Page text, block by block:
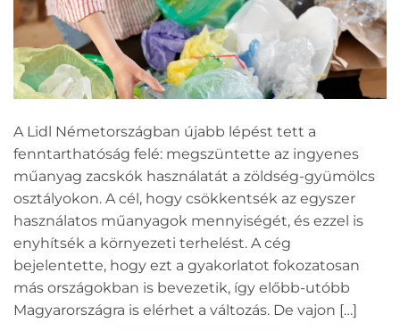
A Lidl Németországban újabb lépést tett a
fenntarthatóság felé: megszüntette az ingyenes
műanyag zacskók használatát a zöldség-gyümölcs
osztályokon. A cél, hogy csökkentsék az egyszer
használatos műanyagok mennyiségét, és ezzel is
enyhítsék a környezeti terhelést. A cég
bejelentette, hogy ezt a gyakorlatot fokozatosan
más országokban is bevezetik, így előbb-utóbb
Magyarországra is elérhet a változás. De vajon […]